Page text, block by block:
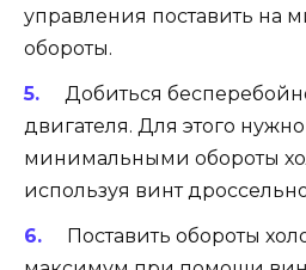
управления поставить на
обороты.
Добиться
двигателя. Для этого
минимальными обороты
используя винт
Поставить обороты